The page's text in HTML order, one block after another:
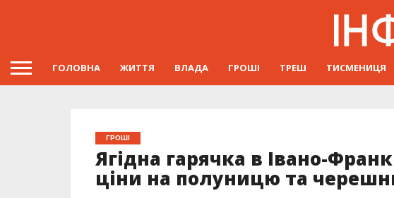
ГОЛОВНА ЖИТТЯ ВЛАДА ГРОШІ ТРЕШ ТИСМЕНИЦЯ
ГРОШІ
Ягідна гарячка в Івано-
ціни на полуницю та